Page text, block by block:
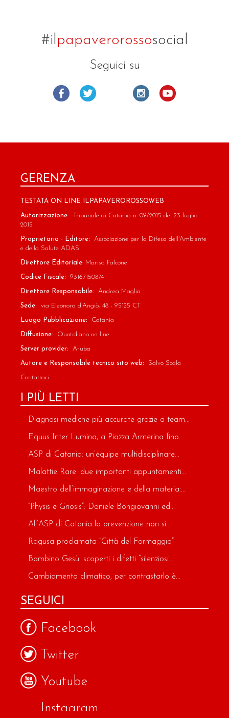
#ilpapaverorossosocial
Seguici su
GERENZA
TESTATA ON LINE ILPAPAVEROROSSOWEB
Autorizzazione: Tribunale di Catania n. 09/2015 del 23 luglio
2015
Proprietario - Editore: Associazione per la Difesa dell'Ambiente
e della Salute ADAS
Direttore Editoriale: Marisa Falcone
Codice Fiscale: 93167150874
Direttore Responsabile: Andrea Maglia
Sede: via Eleonora d'Angiò, 48 - 95125 CT
Luogo Pubblicazione: Catania
Diffusione: Quotidiano on line
Server provider: Aruba
Autore e Responsabile tecnico sito web: Salvo Scala
Contattaci
I PIÙ LETTI
Diagnosi mediche più accurate grazie a team...
Equus Inter Lumina, a Piazza Armerina fino...
ASP di Catania: un’équipe multidisciplinare...
Malattie Rare: due importanti appuntamenti...
Maestro dell’immaginazione e della materia:...
“Physis e Gnosis”: Daniele Bongiovanni ed...
All’ASP di Catania la prevenzione non si...
Ragusa proclamata “Città del Formaggio”
Bambino Gesù: scoperti i difetti “silenziosi...
Cambiamento climatico, per contrastarlo è...
SEGUICI
Facebook
Twitter
Youtube
Instagram